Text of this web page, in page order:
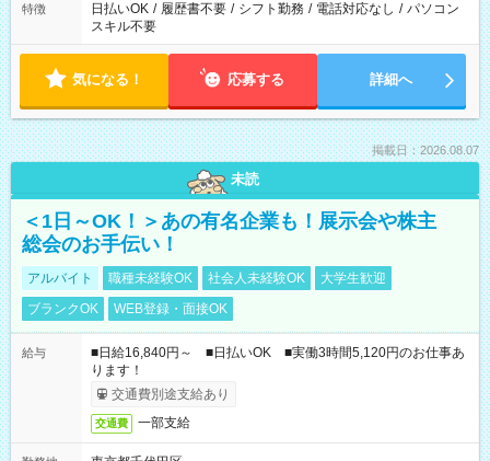
特徴 日払いOK / 履歴書不要 / シフト勤務 / 電話対応なし / パソコン
スキル不要
気になる！ 応募する 詳細へ
掲載日：2026.08.07
未読
＜1日～OK！＞あの有名企業も！展示会や株主
総会のお手伝い！
アルバイト 職種未経験OK 社会人未経験OK
大学生歓迎
ブランクOK
WEB登録・面接OK
給与
■日給16,840円～ ■日払いOK ■実働3時間5,120円のお仕事あ
ります！
交通費別途支給あり
交通費 一部支給